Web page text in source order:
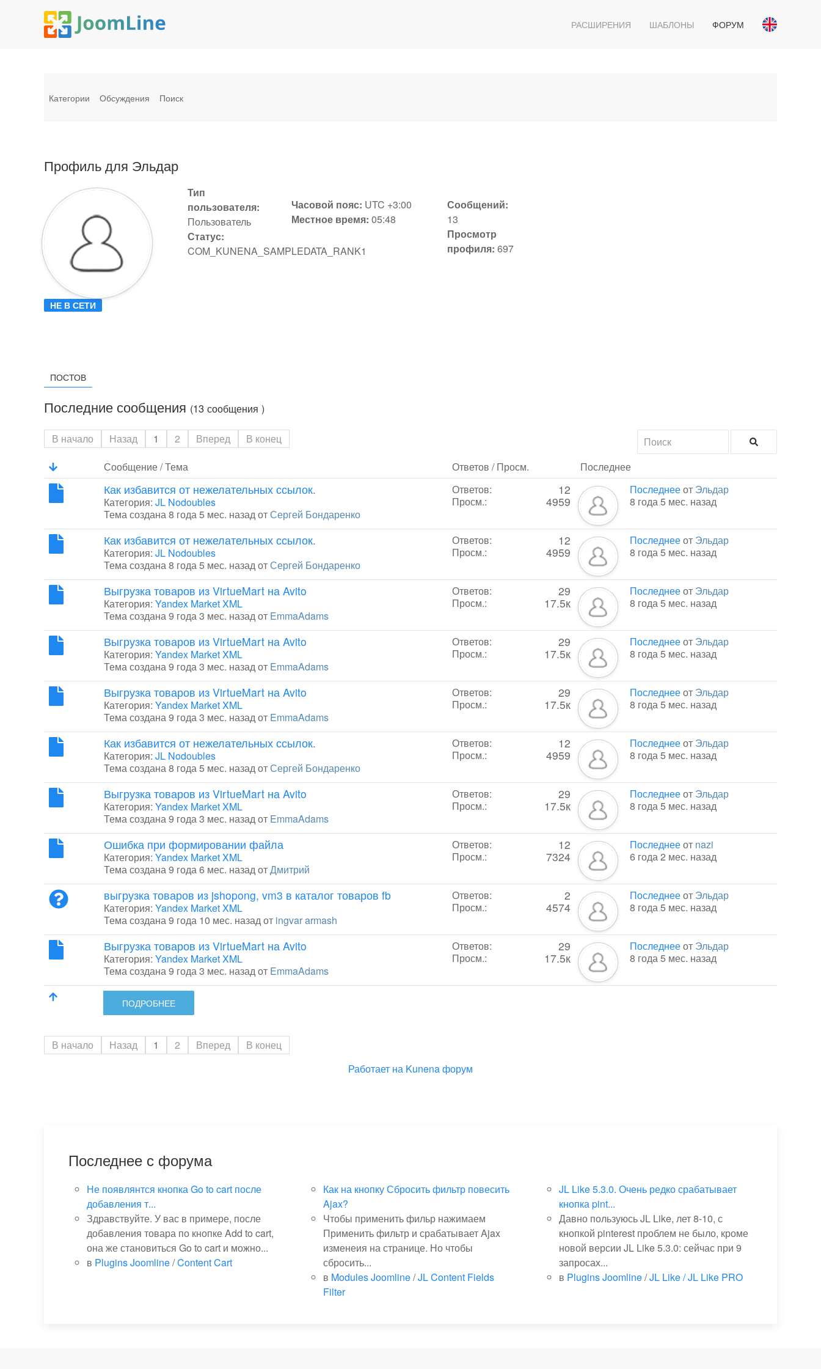
РАСШИРЕНИЯ ШАБЛОНЫ ФОРУМ
Категории Обсуждения Поиск
Профиль для Эльдар
НЕ В СЕТИ
Тип
пользователя:
Пользователь
Статус:
COM_KUNENA_SAMPLEDATA_RANK1
Часовой пояс: UTC +3:00
Местное время: 05:48
Сообщений:
13
Просмотр
профиля: 697
ПОСТОВ
Последние сообщения (13 сообщения )
В начало Назад 1 2 Вперед
В конец
Сообщение / Тема
Ответов / Просм. Последнее
ПОДРОБНЕЕ
Как избавится от нежелательных ссылок.
Категория: JL Nodoubles
Тема создана 8 года 5 мес. назад отСергей Бондаренко
Ответов: 12
Просм.: 4959
Последнееот Эльдар
8 года 5 мес. назад
Как избавится от нежелательных ссылок.
Категория: JL Nodoubles
Тема создана 8 года 5 мес. назад отСергей Бондаренко
Ответов: 12
Просм.: 4959
Последнееот Эльдар
8 года 5 мес. назад
Выгрузка товаров из VirtueMart на Avito
Категория: Yandex Market XML
Тема создана 9 года 3 мес. назад от EmmaAdams
Ответов: 29
Просм.: 17.5к
Последнееот Эльдар
8 года 5 мес. назад
Выгрузка товаров из VirtueMart на Avito
Категория: Yandex Market XML
Тема создана 9 года 3 мес. назад от EmmaAdams
Ответов: 29
Просм.: 17.5к
Последнееот Эльдар
8 года 5 мес. назад
Выгрузка товаров из VirtueMart на Avito
Категория: Yandex Market XML
Тема создана 9 года 3 мес. назад от EmmaAdams
Ответов: 29
Просм.: 17.5к
Последнееот Эльдар
8 года 5 мес. назад
Как избавится от нежелательных ссылок.
Категория: JL Nodoubles
Тема создана 8 года 5 мес. назад отСергей Бондаренко
Ответов: 12
Просм.: 4959
Последнееот Эльдар
8 года 5 мес. назад
Выгрузка товаров из VirtueMart на Avito
Категория: Yandex Market XML
Тема создана 9 года 3 мес. назад от EmmaAdams
Ответов: 29
Просм.: 17.5к
Последнееот Эльдар
8 года 5 мес. назад
Ошибка при формировании файла
Категория: Yandex Market XML
Тема создана 9 года 6 мес. назад отДмитрий
Ответов: 12
Просм.: 7324
Последнееот nazi
6 года 2 мес. назад
выгрузка товаров из jshopong, vm3 в каталог товаров fb
Категория: Yandex Market XML
Тема создана 9 года 10 мес. назад от ingvar armash
Ответов: 2
Просм.: 4574
Последнееот Эльдар
8 года 5 мес. назад
Выгрузка товаров из VirtueMart на Avito
Категория: Yandex Market XML
Тема создана 9 года 3 мес. назад от EmmaAdams
Ответов: 29
Просм.: 17.5к
Последнееот Эльдар
8 года 5 мес. назад
В начало Назад 1 2 Вперед
В конец
Работает на Kunena форум
Последнее с форума
Не появлянтся кнопка Go to cart после
добавления т...
Здравствуйте. У вас в примере, после
добавления товара по кнопке Add to cart,
она же становиться Go to cart и можно...
в Plugins Joomline/Content Cart
Как на кнопку Сбросить фильтр повесить
Ajax?
Чтобы применить фильр нажимаем
Применить фильтр и срабатывает Ajax
изменеия на странице. Но чтобы
сбросить...
в Modules Joomline/JL Content Fields
Filter
JL Like 5.3.0. Очень редко срабатывает
кнопка pint...
Давно пользуюсь JL Like, лет 8-10, с
кнопкой pinterest проблем не было, кроме
новой версии JL Like 5.3.0: сейчас при 9
запросах...
в Plugins Joomline/JL Like / JL Like PRO